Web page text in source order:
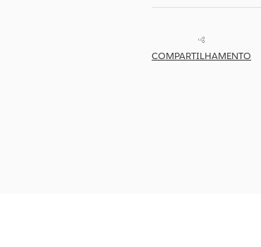
COMPARTILHAMENTO